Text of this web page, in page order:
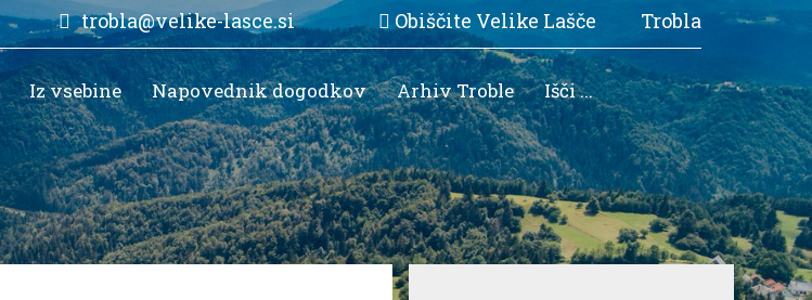
trobla@velike-lasce.si Obiščite Velike Lašče Trobla
Iz vsebine Napovednik dogodkov Arhiv Troble Išči ...